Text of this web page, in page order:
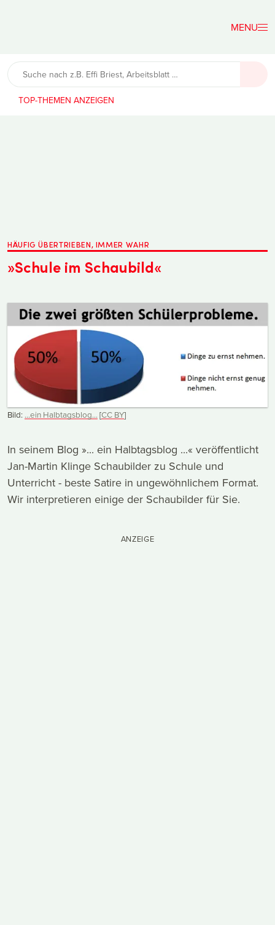
Lehrerfreund
TOP-THEMEN
HÄUFIG ÜBERTRIEBEN, IMMER WAHR
»Schule im Schaubild«
Bild: ...ein Halbtagsblog... [CC BY]
In seinem Blog »... ein Halbtagsblog ...« veröffentlicht
Jan-Martin Klinge Schaubilder zu Schule und
Unterricht - beste Satire in ungewöhnlichem Format.
Wir interpretieren einige der Schaubilder für Sie.
ANZEIGE